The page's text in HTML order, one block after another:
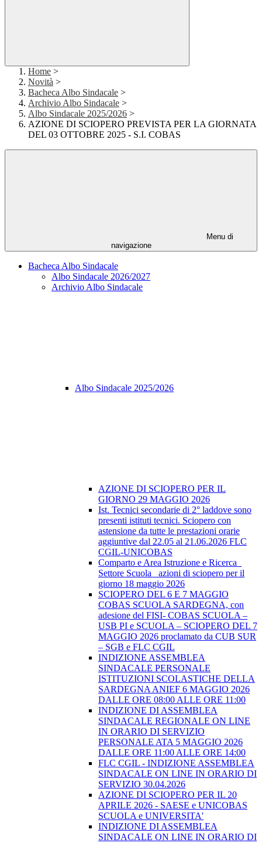
Home >
Novità >
Bacheca Albo Sindacale >
Archivio Albo Sindacale >
Albo Sindacale 2025/2026 >
AZIONE DI SCIOPERO PREVISTA PER LA GIORNATA
DEL 03 OTTOBRE 2025 - S.I. COBAS
Menu di
navigazione
Bacheca Albo Sindacale
Albo Sindacale 2026/2027
Archivio Albo Sindacale
Albo Sindacale 2025/2026
AZIONE DI SCIOPERO PER IL
GIORNO 29 MAGGIO 2026
Ist. Tecnici secondarie di 2° laddove sono
presenti istituti tecnici. Sciopero con
astensione da tutte le prestazioni orarie
aggiuntive dal 22.05 al 21.06.2026 FLC
CGIL-UNICOBAS
Comparto e Area Istruzione e Ricerca_
Settore Scuola_ azioni di sciopero per il
giorno 18 maggio 2026
SCIOPERO DEL 6 E 7 MAGGIO
COBAS SCUOLA SARDEGNA, con
adesione del FISI- COBAS SCUOLA –
USB PI e SCUOLA – SCIOPERO DEL 7
MAGGIO 2026 proclamato da CUB SUR
– SGB e FLC CGIL
INDIZIONE ASSEMBLEA
SINDACALE PERSONALE
ISTITUZIONI SCOLASTICHE DELLA
SARDEGNA ANIEF 6 MAGGIO 2026
DALLE ORE 08:00 ALLE ORE 11:00
INDIZIONE DI ASSEMBLEA
SINDACALE REGIONALE ON LINE
IN ORARIO DI SERVIZIO
PERSONALE ATA 5 MAGGIO 2026
DALLE ORE 11:00 ALLE ORE 14:00
FLC CGIL - INDIZIONE ASSEMBLEA
SINDACALE ON LINE IN ORARIO DI
SERVIZIO 30.04.2026
AZIONE DI SCIOPERO PER IL 20
APRILE 2026 - SAESE e UNICOBAS
SCUOLA e UNIVERSITA'
INDIZIONE DI ASSEMBLEA
SINDACALE ON LINE IN ORARIO DI